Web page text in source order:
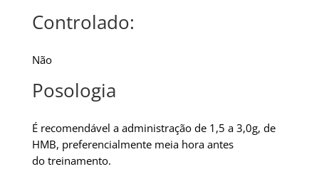
Controlado:
Não
Posologia
É recomendável a administração de 1,5 a 3,0g, de
HMB, preferencialmente meia hora antes
do treinamento.